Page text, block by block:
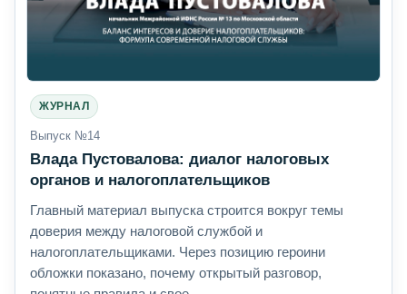
ЖУРНАЛ
Выпуск №14
Влада Пустовалова: диалог налоговых
органов и налогоплательщиков
Главный материал выпуска строится вокруг темы
доверия между налоговой службой и
налогоплательщиками. Через позицию героини
обложки показано, почему открытый разговор,